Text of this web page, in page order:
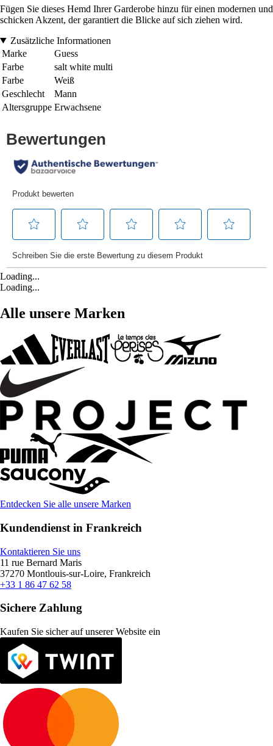
Fügen Sie dieses Hemd Ihrer Garderobe hinzu für einen modernen und
schicken Akzent, der garantiert die Blicke auf sich ziehen wird.
Zusätzliche Informationen
Marke
Guess
Farbe
salt white multi
Farbe
Weiß
Geschlecht
Mann
Altersgruppe Erwachsene
Loading...
Loading...
Alle unsere Marken
Entdecken Sie alle unsere Marken
Kundendienst in Frankreich
Kontaktieren Sie uns
11 rue Bernard Maris
37270 Montlouis-sur-Loire, Frankreich
+33 1 86 47 62 58
Sichere Zahlung
Kaufen Sie sicher auf unserer Website ein